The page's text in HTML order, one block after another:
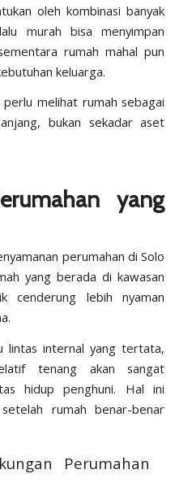
oleh kombinasi banyak
murah bisa menyimpan
rumah mahal pun
keluarga.
melihat rumah sebagai
bukan sekadar aset
yang
perumahan di Solo
yang berada di kawasan
cenderung lebih nyaman
lintas internal yang tertata,
tenang akan sangat
hidup penghuni. Hal ini
rumah benar-benar
Perumahan